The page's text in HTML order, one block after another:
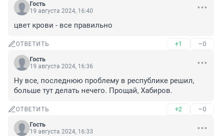
Гость
19 августа 2024, 16:40
цвет крови - все правильно
ОТВЕТИТЬ +1 –0
Гость
19 августа 2024, 16:36
Ну все, последнюю проблему в республике решил,
больше тут делать нечего. Прощай, Хабиров.
ОТВЕТИТЬ +2 –0
Гость
19 августа 2024, 16:33